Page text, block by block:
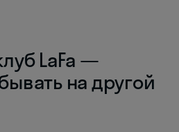
LaFa —
на другой